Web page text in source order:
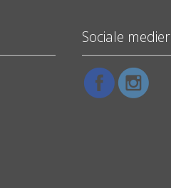
Sociale medier